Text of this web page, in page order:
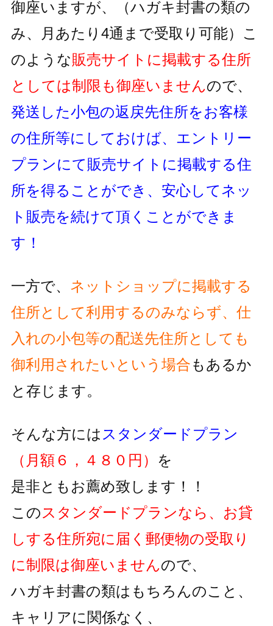
御座いますが、
（ハガキ封書の類の
み、月あたり4通まで受取り可能） こ
のような販売サイトに掲載する住所
としては制限も御座いませんので、
発送した小包の返戻先住所をお客様
の住所等にしておけば、 エントリー
プランにて販売サイトに掲載する住
所を得ることができ、 安心してネッ
ト販売を続けて頂くことができま
す！
一方で、 ネットショップに掲載する
住所として利用するのみならず、 仕
入れの小包等の配送先住所としても
御利用されたいという 場合もあるか
と存じます。
そんな方には スタンダードプラン
（月額６，４８０円） を
是非ともお薦め致します！！
この スタンダードプランなら、お貸
しする住所宛に届く郵便物の受取り
に制限は御座いませんので、
ハガキ封書の類はもちろんのこと、
キャリアに関係なく、